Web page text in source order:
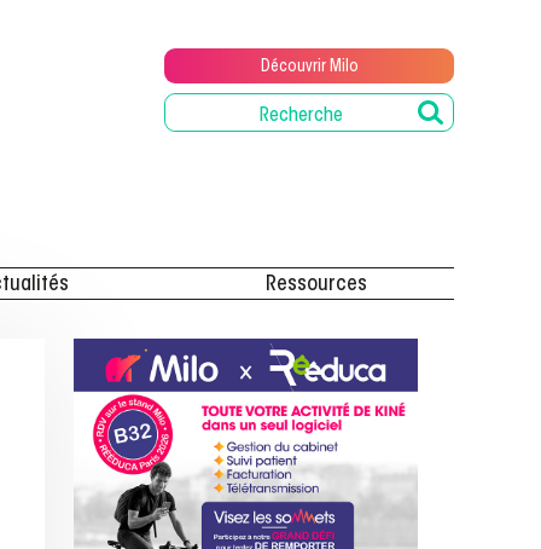
Découvrir Milo
Ressources